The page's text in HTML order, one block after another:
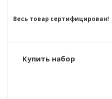
Весь товар сертифицирован!
Купить набор